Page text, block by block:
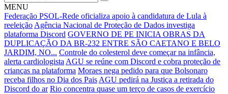
MENU
Federação PSOL-Rede oficializa apoio à candidatura de Lula à
reeleição Agência Nacional de Proteção de Dados investiga
plataforma Discord GOVERNO DE PE INICIA OBRAS DA
DUPLICAÇÃO DA BR-232 ENTRE SÃO CAETANO E BELO
JARDIM, NO... Controle do colesterol deve começar na infância,
alerta cardiologista AGU se reúne com Discord e cobra proteção de
crianças na plataforma Moraes nega pedido para que Bolsonaro
receba filhos no Dia dos Pais AGU pedirá na Justiça a retirada do
Discord do ar Rio concentra quase um terço de casos de exercício